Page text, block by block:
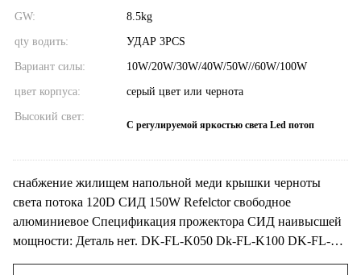
GW: 8.5kg
qty водить: УДАР 3PCS
Вариант силы: 10W/20W/30W/40W/50W//60W/100W
цвет корпуса: серый цвет или чернота
Высокий свет:
С регулируемой яркостью света Led потоп
снабжение жилищем напольной меди крышки черноты
света потока 120D СИД 150W Refelctor свободное
алюминиевое Спецификация прожектора СИД наивысшей
мощности: Деталь нет. DK-FL-K050 Dk-FL-K100 DK-FL-